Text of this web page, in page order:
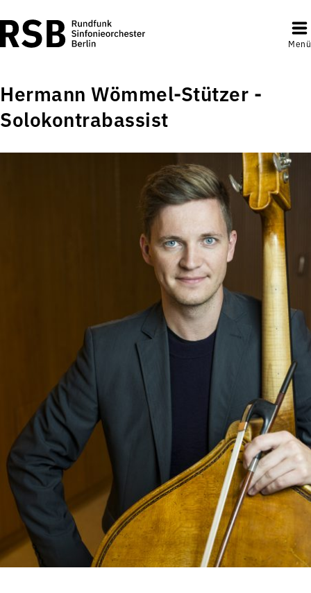
Menü
Hermann Wömmel-Stützer -
Solokontrabassist